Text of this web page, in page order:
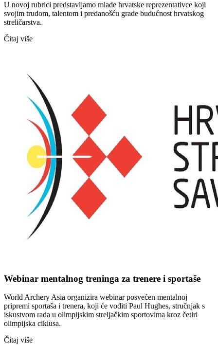
U novoj rubrici predstavljamo mlade hrvatske reprezentativce koji
svojim trudom, talentom i predanošću grade budućnost hrvatskog
streličarstva.
Čitaj više
Webinar mentalnog treninga za trenere i sportaše
World Archery Asia organizira webinar posvećen mentalnoj
pripremi sportaša i trenera, koji će voditi Paul Hughes, stručnjak s
iskustvom rada u olimpijskim streljačkim sportovima kroz četiri
olimpijska ciklusa.
Čitaj više